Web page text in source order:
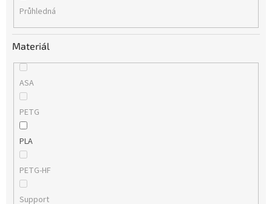
Průhledná
Materiál
ASA
PETG
PLA
PETG-HF
Support